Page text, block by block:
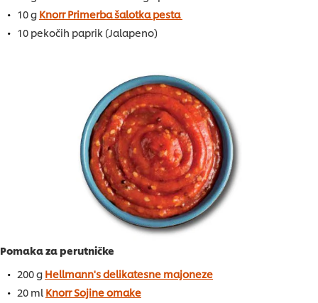
10 g Knorr Primerba šalotka pesta
10 pekočih paprik (Jalapeno)
Pomaka za perutničke
200 g Hellmann's delikatesne majoneze
20 ml Knorr Sojine omake